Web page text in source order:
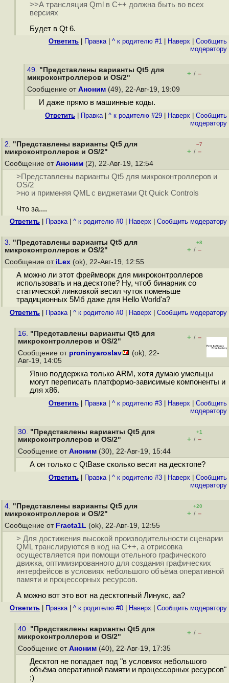
>>А трансляция Qml в C++ должна быть во всех
версиях
Будет в Qt 6.
Ответить Правка| ^ к родителю #1 Наверх
Cообщить
модератору
49. "Представлены варианты Qt5 для
микроконтроллеров и OS/2"
+ / –
Сообщение от Аноним (49), 22-Авг-19, 19:09
И даже прямо в машинные коды.
Ответить Правка| ^ к родителю #29 Наверх
Cообщить
модератору
2. "Представлены варианты Qt5 для
микроконтроллеров и OS/2"
–7
+ / –
Сообщение от Аноним (2), 22-Авг-19, 12:54
>Представлены варианты Qt5 для микроконтроллеров и
OS/2
>но и применяя QML c виджетами Qt Quick Controls
Что за....
Ответить Правка| ^ к родителю #0 Наверх Cообщить модератору
3. "Представлены варианты Qt5 для
микроконтроллеров и OS/2"
+8
+ / –
Сообщение от iLex (ok), 22-Авг-19, 12:55
А можно ли этот фреймворк для микроконтроллеров
использовать и на десктопе? Ну, чтоб бинарник со
статической линковкой весил чуток поменьше
традиционных 5Мб даже для Hello World'а?
Ответить Правка| ^ к родителю #0 Наверх Cообщить модератору
16. "Представлены варианты Qt5 для
микроконтроллеров и OS/2"
+ / –
Сообщение от proninyaroslav
(ok), 22-
Авг-19, 14:05
Явно поддержка только ARM, хотя думаю умельцы
могут переписать платформо-зависимые компоненты и
для x86.
Ответить Правка| ^ к родителю #3 Наверх
Cообщить
модератору
30. "Представлены варианты Qt5 для
микроконтроллеров и OS/2"
+1
+ / –
Сообщение от Аноним (30), 22-Авг-19, 15:44
А он только с QtBase сколько весит на десктопе?
Ответить Правка| ^ к родителю #3 Наверх
Cообщить
модератору
4. "Представлены варианты Qt5 для
микроконтроллеров и OS/2"
+20
+ / –
Сообщение от Fracta1L (ok), 22-Авг-19, 12:55
> Для достижения высокой производительности сценарии
QML транслируются в код на C++, а отрисовка
осуществляется при помощи отельного графического
движка, оптимизированного для создания графических
интерфейсов в условиях небольшого объёма оперативной
памяти и процессорных ресурсов.
А можно вот это вот на десктопный Линукс, аа?
Ответить Правка| ^ к родителю #0 Наверх Cообщить модератору
40. "Представлены варианты Qt5 для
микроконтроллеров и OS/2"
+ / –
Сообщение от Аноним (40), 22-Авг-19, 17:35
Десктоп не попадает под "в условиях небольшого
объёма оперативной памяти и процессорных ресурсов"
:)